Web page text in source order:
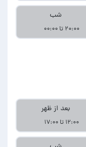
شب
۲۰:۰۰ تا ۰۰:۰۰
بعد از ظهر
۱۲:۰۰ تا ۱۷:۰۰